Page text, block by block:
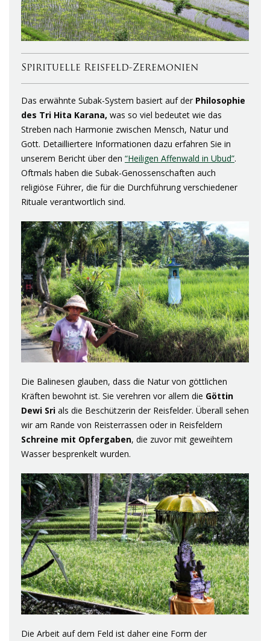
Spirituelle Reisfeld-Zeremonien
Das erwähnte Subak-System basiert auf der Philosophie
des Tri Hita Karana, was so viel bedeutet wie das
Streben nach Harmonie zwischen Mensch, Natur und
Gott. Detailliertere Informationen dazu erfahren Sie in
unserem Bericht über den “Heiligen Affenwald in Ubud”.
Oftmals haben die Subak-Genossenschaften auch
religiöse Führer, die für die Durchführung verschiedener
Rituale verantwortlich sind.
Die Balinesen glauben, dass die Natur von göttlichen
Kräften bewohnt ist. Sie verehren vor allem die Göttin
Dewi Sri als die Beschützerin der Reisfelder. Überall sehen
wir am Rande von Reisterrassen oder in Reisfeldern
Schreine mit Opfergaben, die zuvor mit geweihtem
Wasser besprenkelt wurden.
Die Arbeit auf dem Feld ist daher eine Form der